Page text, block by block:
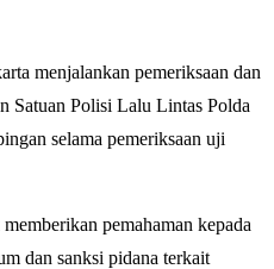
menjalankan pemeriksaan dan
Satuan Polisi Lalu Lintas Polda
selama pemeriksaan uji
pemahaman kepada
dan sanksi pidana terkait